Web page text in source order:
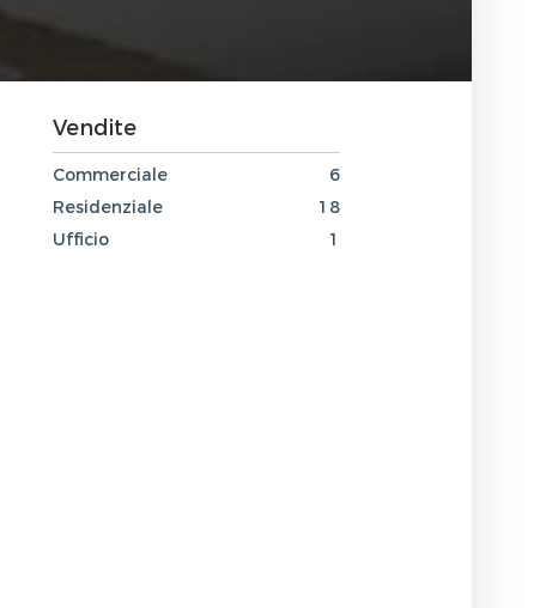
Vendite
Commerciale
6
Residenziale
18
Ufficio
1